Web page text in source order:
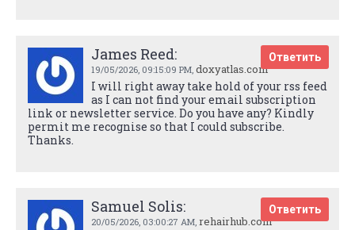
James Reed:
19/05/2026, 09:15:09 PM, doxyatlas.com
Ответить
I will right away take hold of your rss feed
as I can not find your email subscription
link or newsletter service. Do you have any? Kindly
permit me recognise so that I could subscribe.
Thanks.
Samuel Solis:
20/05/2026, 03:00:27 AM, rehairhub.com
Ответить